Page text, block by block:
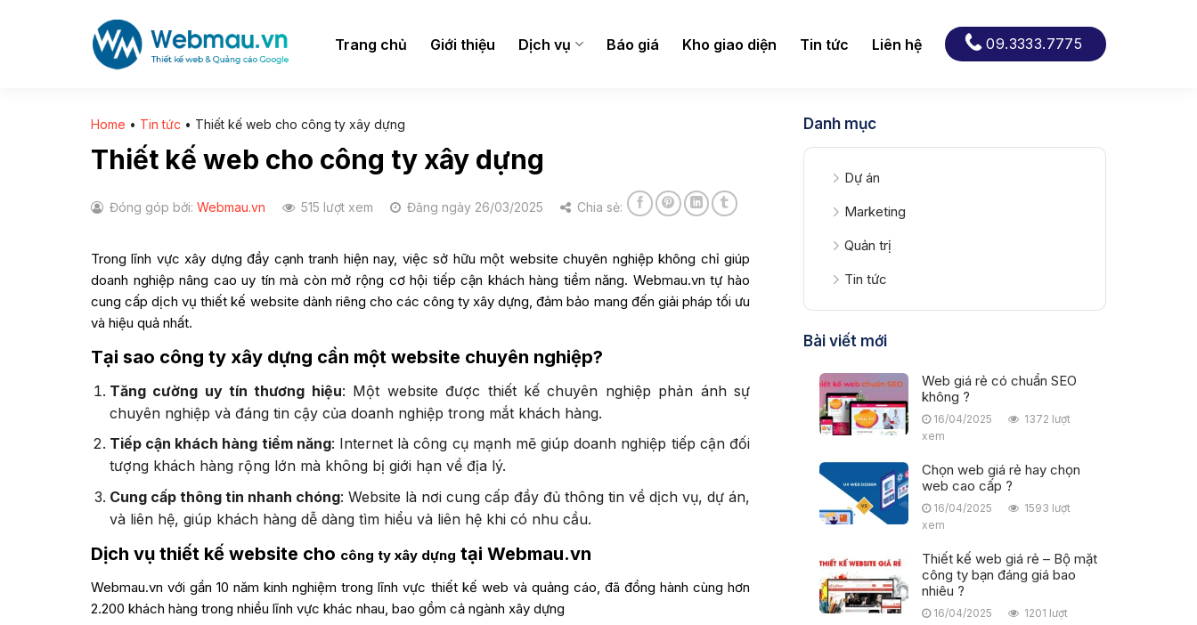
Trang chủ Giới thiệu Dịch vụ Báo giá Kho giao diện Tin tức Liên hệ 09.3333.7775
Home • Tin tức • Thiết kế web cho công ty xây dựng
Thiết kế web cho công ty xây dựng
Đóng góp bởi: Webmau.vn 515 lượt xem Đăng ngày 26/03/2025 Chia sẻ:
Trong lĩnh vực xây dựng đầy cạnh tranh hiện nay, việc sở hữu một website chuyên nghiệp không chỉ giúp
doanh nghiệp nâng cao uy tín mà còn mở rộng cơ hội tiếp cận khách hàng tiềm năng. Webmau.vn tự hào
cung cấp dịch vụthiết kế website dành riêng cho các công ty xây dựng, đảm bảo mang đến giải pháp tối ưu
và hiệu quả nhất.
Tại sao công ty xây dựng cần một website chuyên nghiệp?
Tăng cường uy tín thương hiệu: Một website được thiết kế chuyên nghiệp phản ánh sự
chuyên nghiệp và đáng tin cậy của doanh nghiệp trong mắt khách hàng.
Tiếp cận khách hàng tiềm năng: Internet là công cụ mạnh mẽ giúp doanh nghiệp tiếp cận đối
tượng khách hàng rộng lớn mà không bị giới hạn về địa lý.
Cung cấp thông tin nhanh chóng: Website là nơi cung cấp đầy đủ thông tin về dịch vụ, dự án,
và liên hệ, giúp khách hàng dễ dàng tìm hiểu và liên hệ khi có nhu cầu.
Dịch vụ thiết kế website cho công ty xây dựng tại Webmau.vn
Webmau.vn với gần 10 năm kinh nghiệm trong lĩnh vực thiết kế web và quảng cáo, đã đồng hành cùng hơn
2.200 khách hàng trong nhiều lĩnh vực khác nhau, bao gồm cả ngành xây dựng
Danh mục
Dự án
Marketing
Quản trị
Tin tức
Bài viết mới
Web giá rẻ có chuẩn SEO
không ?
16/04/2025
1372 lượt
xem
Chọn web giá rẻ hay chọn
web cao cấp ?
16/04/2025
1593 lượt
xem
Thiết kế web giá rẻ – Bộ mặt
công ty bạn đáng giá bao
nhiêu ?
16/04/2025
1201 lượt